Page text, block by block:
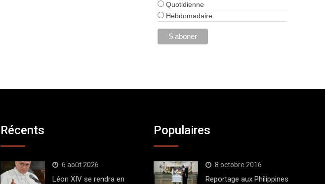
Quotidienne
Hebdomadaire
Récents
6 août 2026
Léon XIV se rendra en
Populaires
8 octobre 2016
Reportage aux Philippines